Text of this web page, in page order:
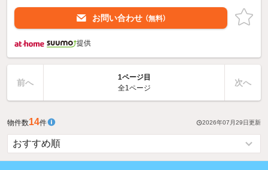
お問い合わせ （無料）
提供
前へ
1ページ目
全1ページ
次へ
物件数14件 2026年07月29日 更新